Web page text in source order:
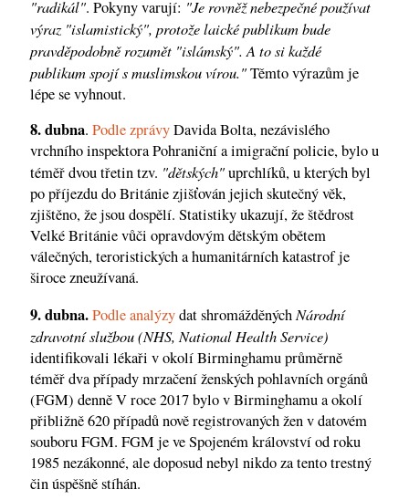
"radikál". Pokyny varují: "Je rovněž nebezpečné používat
výraz "islamistický", protože laické publikum bude
pravděpodobně rozumět "islámský". A to si každé
publikum spojí s muslimskou vírou."Těmto výrazům je
lépe se vyhnout.
8. dubna. PodlezprávyDavida Bolta, nezávislého
vrchního inspektora Pohraniční a imigrační policie, bylo u
téměř dvou třetin tzv. "dětských"uprchlíků, u kterých byl
po příjezdu do Británie zjišťován jejich skutečný věk,
zjištěno, že jsou dospělí. Statistiky ukazují, že štědrost
Velké Británie vůči opravdovým dětským obětem
válečných, teroristických a humanitárních katastrof je
široce zneužívaná.
9. dubna.Podle analýzydat shromážděnýchNárodní
zdravotní službou (NHS, National Health Service)
identifikovali lékaři v okolí Birminghamu průměrně
téměř dva případy mrzačení ženských pohlavních orgánů
(FGM) denně V roce 2017 bylo v Birminghamu a okolí
přibližně 620 případů nově registrovaných žen v datovém
souboru FGM. FGM je ve Spojeném království od roku
1985 nezákonné, ale doposud nebyl nikdo za tento trestný
čin úspěšně stíhán.